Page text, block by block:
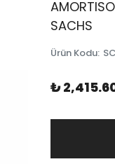
SACHS
Ürün Kodu:
₺